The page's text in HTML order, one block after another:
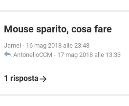
Mouse sparito, cosa fare
Jamel - 16 mag 2018 alle 23:48
AntonelloCCM - 17 mag 2018 alle 13:33
1 risposta